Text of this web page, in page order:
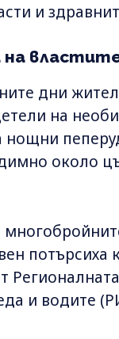
и
дни
на
нощни
около
потърсиха
и водите